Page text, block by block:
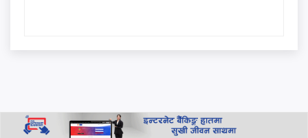
सिंहदरबार र बालुवाटारलाई रास्वपा
धेरै टाढा हुने छैनन्"